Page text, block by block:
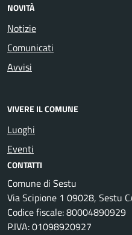
NOVITÀ
Notizie
Comunicati
Avvisi
VIVERE IL COMUNE
Luoghi
Eventi
CONTATTI
Comune di Sestu
Via Scipione 1 09028, Sestu
Codice fiscale: 80004890929
P.IVA: 01098920927